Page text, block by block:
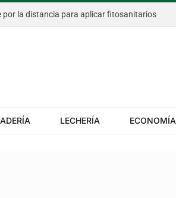
por la distancia para aplicar fitosanitarios
LECHERÍA ECONOMÍA